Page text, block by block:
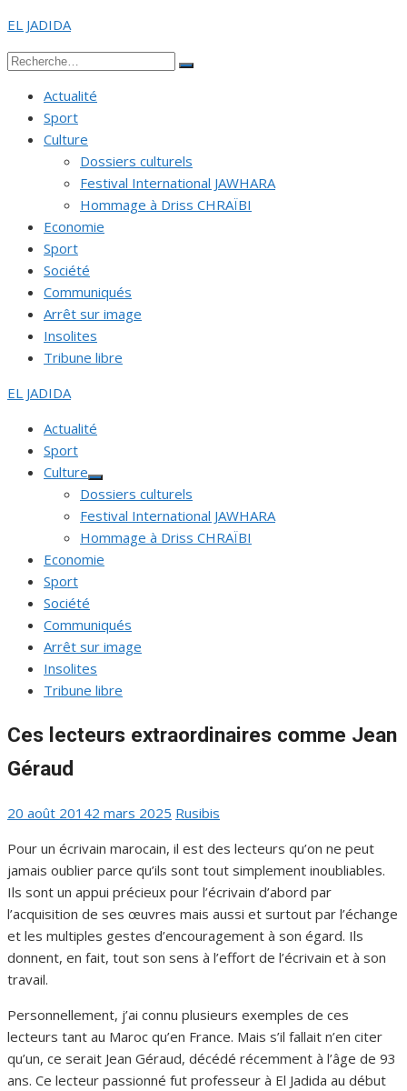
Aller
contenu
EL JADIDA
Recherche
Rechercher
Actualité
Sport
Culture
Dossiers culturels
Festival International JAWHARA
Hommage à Driss CHRAÏBI
Economie
Sport
Société
Communiqués
Arrêt sur image
Insolites
Tribune libre
EL JADIDA
Actualité
Sport
Culture
Afficher
le
sous-
menu
Dossiers culturels
Festival International JAWHARA
Hommage à Driss CHRAÏBI
Economie
Sport
Société
Communiqués
Arrêt sur image
Insolites
Tribune libre
Ces lecteurs extraordinaires comme Jean
Géraud
Publié
20 août 20142 mars 2025 Auteur/autrice
Rusibis
Pour un écrivain marocain, il est des lecteurs qu’on ne peut
jamais oublier parce qu’ils sont tout simplement inoubliables.
Ils sont un appui précieux pour l’écrivain d’abord par
l’acquisition de ses œuvres mais aussi et surtout par l’échange
et les multiples gestes d’encouragement à son égard. Ils
donnent, en fait, tout son sens à l’effort de l’écrivain et à son
travail.
Personnellement, j’ai connu plusieurs exemples de ces
lecteurs tant au Maroc qu’en France. Mais s’il fallait n’en citer
qu’un, ce serait Jean Géraud, décédé récemment à l’âge de 93
ans. Ce lecteur passionné fut professeur à El Jadida au début